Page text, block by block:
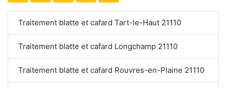
Traitement blatte et cafard Tart-le-Haut 21110
Traitement blatte et cafard Longchamp 21110
Traitement blatte et cafard Rouvres-en-Plaine 21110